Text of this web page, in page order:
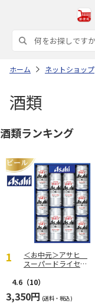
ホーム ネットショップ
酒類
酒類ランキング
＜お中元＞アサヒ
スーパードライセッ
4.6 （10）
3,350円 (送料・税込)